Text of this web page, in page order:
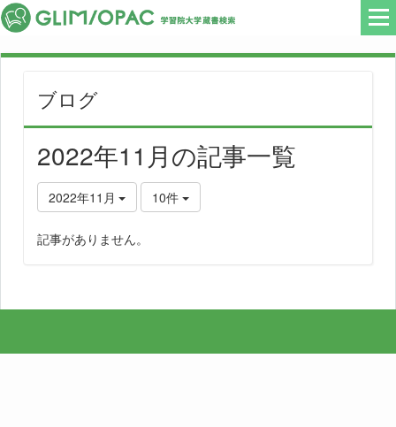
ブログ
2022年11月の記事一覧
2022年11月 10件
記事がありません。